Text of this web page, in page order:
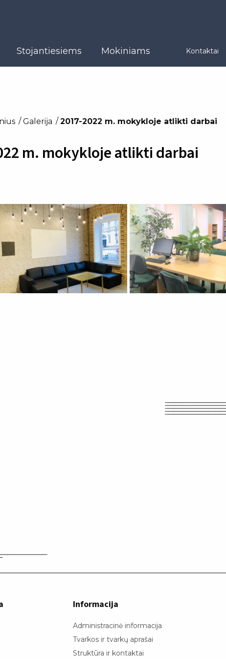
Stojantiesiems Mokiniams Kontaktai
Galerija 2017-2022 m. mokykloje atlikti darbai
m. mokykloje atlikti darbai
Informacija
Administracinė informacija
Tvarkos ir tvarkų aprašai
Struktūra ir kontaktai